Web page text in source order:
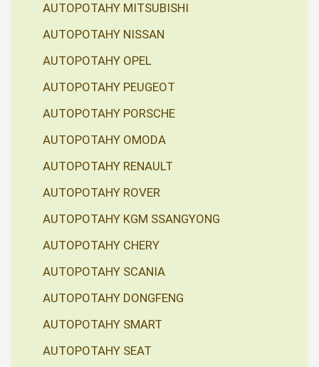
AUTOPOTAHY MITSUBISHI
AUTOPOTAHY NISSAN
AUTOPOTAHY OPEL
AUTOPOTAHY PEUGEOT
AUTOPOTAHY PORSCHE
AUTOPOTAHY OMODA
AUTOPOTAHY RENAULT
AUTOPOTAHY ROVER
AUTOPOTAHY KGM SSANGYONG
AUTOPOTAHY CHERY
AUTOPOTAHY SCANIA
AUTOPOTAHY DONGFENG
AUTOPOTAHY SMART
AUTOPOTAHY SEAT